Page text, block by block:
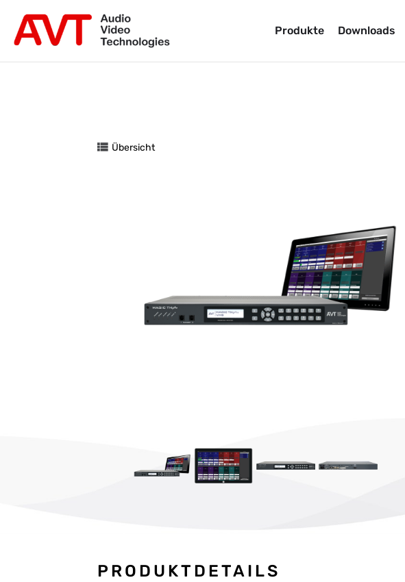
Produkte Downloads
Übersicht
PRODUKTDETAILS